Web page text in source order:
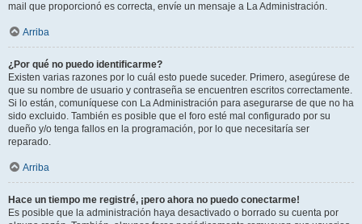
mail que proporcionó es correcta, envíe un mensaje a La Administración.
Arriba
¿Por qué no puedo identificarme?
Existen varias razones por lo cuál esto puede suceder. Primero, asegúrese de
que su nombre de usuario y contraseña se encuentren escritos correctamente.
Si lo están, comuníquese con La Administración para asegurarse de que no ha
sido excluido. También es posible que el foro esté mal configurado por su
dueño y/o tenga fallos en la programación, por lo que necesitaría ser
reparado.
Arriba
Hace un tiempo me registré, ¡pero ahora no puedo conectarme!
Es posible que la administración haya desactivado o borrado su cuenta por